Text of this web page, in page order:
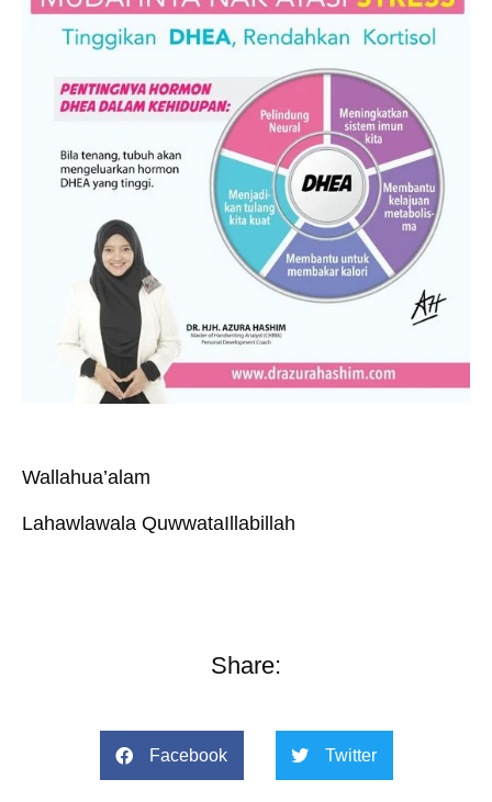
Wallahua’alam
Lahawlawala QuwwataIllabillah
Share:
Facebook Twitter